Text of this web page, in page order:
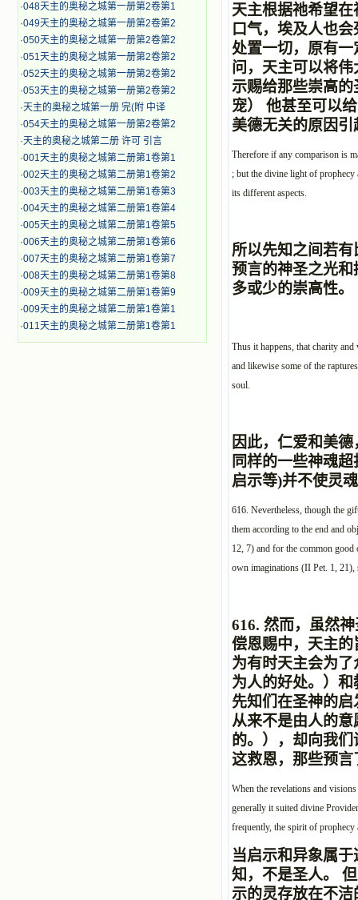
·048天主的奥秘之城第一册第2卷第1
·049天主的奥秘之城第一册第2卷第2
·050天主的奥秘之城第一册第2卷第2
·051天主的奥秘之城第一册第2卷第2
·052天主的奥秘之城第一册第2卷第2
·053天主的奥秘之城第一册第2卷第2
·天主的奥秘之城第一册 完(附 中译
·054天主的奥秘之城第一册第2卷第2
·天主的奥秘之城第二册 许可 引言
·001天主的奥秘之城第二册第1卷第1
·002天主的奥秘之城第二册第1卷第2
·003天主的奥秘之城第二册第1卷第3
·004天主的奥秘之城第二册第1卷第4
·005天主的奥秘之城第二册第1卷第5
·006天主的奥秘之城第二册第1卷第6
·007天主的奥秘之城第二册第1卷第7
·008天主的奥秘之城第二册第1卷第8
·009天主的奥秘之城第二册第1卷第9
·009天主的奥秘之城第二册第1卷第1
·011天主的奥秘之城第二册第1卷第1
天主根据祂希望
口气，埃及人也
处置一切，原有
问，天主可以将
示赐给那些崇高
宠） 他甚至可以
美德无关的原因引
Therefore if any comparison is
; but the divine light of prophecy
its different aspects.
所以先知之间若
预言的神圣之光
多或少的崇高性。
Thus it happens, that charity
and likewise some of the
soul.
因此，仁爱和美
同样的一些神魂
启示等)并不使灵
616. Nevertheless, though the
them according to the end and
12, 7) and for the common
own imaginations (II Pet. 1, 21),
616. 然而，虽然
偿恩赐中，天主
为有时天主会为
为人的好处。 ）和
先知们在圣神的
从来不是由人的
的。 ），却向我
这救恩，那些预
When the revelations and
generally it suited divine
frequently, the spirit of
当启示和异象属
知，不是圣人。
示的灵存放在不